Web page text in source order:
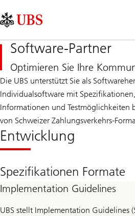
Links
Area
Software-Partner
Optimieren Sie Ihre
Die UBS unterstützt Sie als
Individualsoftware mit
Informationen und Testmöglichkeiten
von Schweizer Zahlungsverkehrs-
Entwicklung
Spezifikationen Formate
Implementation Guidelines
UBS stellt Implementation Guidelines